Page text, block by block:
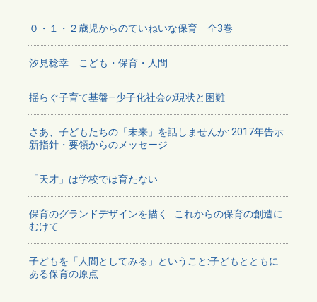
０・１・２歳児からのていねいな保育 全3巻
汐見稔幸 こども・保育・人間
揺らぐ子育て基盤―少子化社会の現状と困難
さあ、子どもたちの「未来」を話しませんか: 2017年告示
新指針・要領からのメッセージ
「天才」は学校では育たない
保育のグランドデザインを描く : これからの保育の創造に
むけて
子どもを「人間としてみる」ということ:子どもとともに
ある保育の原点